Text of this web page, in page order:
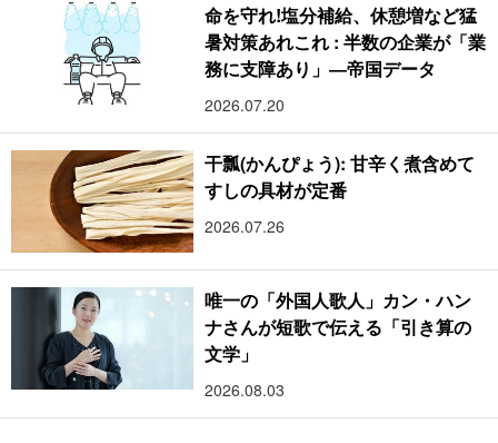
命を守れ!塩分補給、休憩増など猛
暑対策あれこれ : 半数の企業が「業
務に支障あり」―帝国データ
2026.07.20
干瓢(かんぴょう): 甘辛く煮含めて
すしの具材が定番
2026.07.26
唯一の「外国人歌人」カン・ハン
ナさんが短歌で伝える「引き算の
文学」
2026.08.03